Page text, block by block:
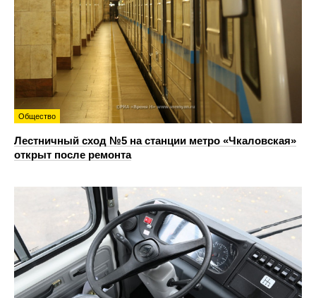
Общество
Лестничный сход №5 на станции метро «Чкаловская»
открыт после ремонта